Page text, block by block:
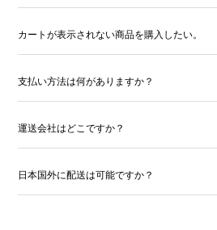
カートが表示されない商品を購入したい。
支払い方法は何がありますか？
運送会社はどこですか？
日本国外に配送は可能ですか？